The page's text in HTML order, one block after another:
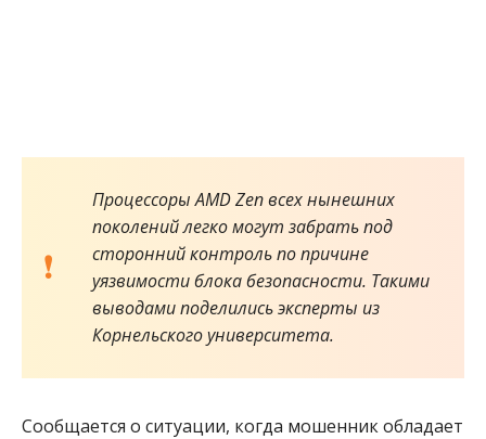
Процессоры AMD Zen всех нынешних
поколений легко могут забрать под
сторонний контроль по причине
уязвимости блока безопасности. Такими
выводами поделились эксперты из
Корнельского университета.
Сообщается о ситуации, когда мошенник обладает